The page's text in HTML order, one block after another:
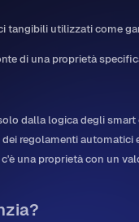
tangibili utilizzati come
di una proprietà
dalla logica degli smart
regolamenti automatici
una proprietà con un